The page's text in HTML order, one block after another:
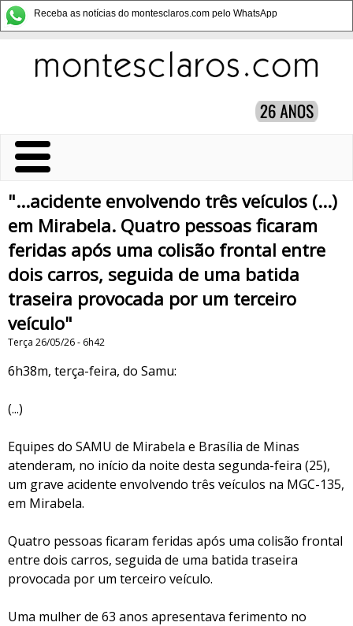
Receba as notícias do montesclaros.com pelo WhatsApp
"...acidente envolvendo três veículos (...)
em Mirabela. Quatro pessoas ficaram
feridas após uma colisão frontal entre
dois carros, seguida de uma batida
traseira provocada por um terceiro
veículo"
Terça 26/05/26 - 6h42
6h38m, terça-feira, do Samu:
(...)
Equipes do SAMU de Mirabela e Brasília de Minas
atenderam, no início da noite desta segunda-feira (25),
um grave acidente envolvendo três veículos na MGC-135,
em Mirabela.
Quatro pessoas ficaram feridas após uma colisão frontal
entre dois carros, seguida de uma batida traseira
provocada por um terceiro veículo.
Uma mulher de 63 anos apresentava ferimento no